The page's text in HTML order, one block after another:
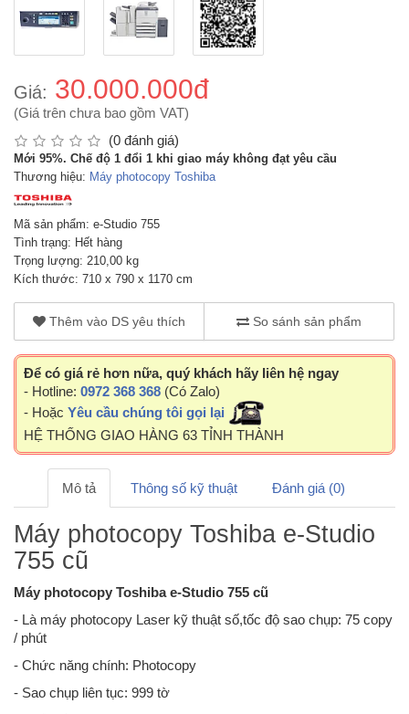
Giá: 30.000.000đ
(Giá trên chưa bao gồm VAT)
(0 đánh giá)
Mới 95%. Chế độ 1 đổi 1 khi giao máy không đạt yêu cầu
Thương hiệu: Máy photocopy Toshiba
Mã sản phẩm: e-Studio 755
Tình trạng: Hết hàng
Trọng lượng: 210,00 kg
Kích thước: 710 x 790 x 1170 cm
Thêm vào DS yêu thích So sánh sản phẩm
Để có giá rẻ hơn nữa, quý khách hãy liên hệ ngay
- Hotline: 0972 368 368 (Có Zalo)
- Hoặc Yêu cầu chúng tôi gọi lại
HỆ THỐNG GIAO HÀNG 63 TỈNH THÀNH
Mô tả Thông số kỹ thuật Đánh giá (0)
Máy photocopy Toshiba e-Studio
755 cũ
Máy photocopy Toshiba e-Studio 755 cũ
- Là máy photocopy Laser kỹ thuật số,tốc độ sao chụp: 75 copy
/ phút
- Chức năng chính: Photocopy
- Sao chụp liên tục: 999 tờ